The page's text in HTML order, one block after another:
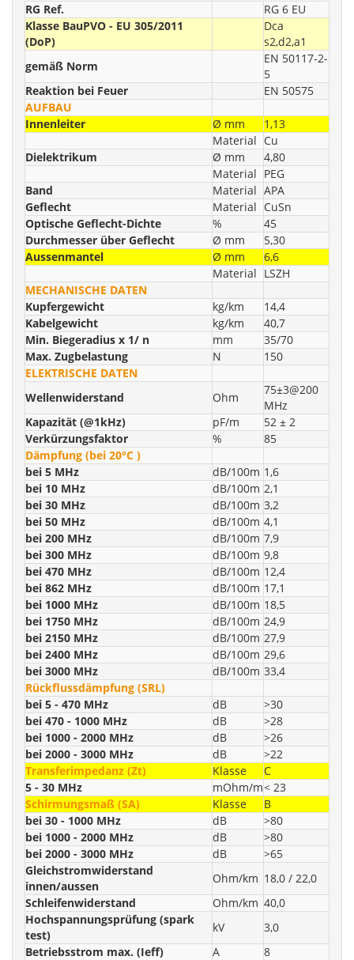
RG Ref.
RG 6 EU
Klasse BauPVO - EU 305/2011
(DoP)
Dca
s2,d2,a1
gemäß Norm
EN 50117-2-
5
Reaktion bei Feuer
EN 50575
AUFBAU
Innenleiter
Ø mm
1,13
Material Cu
Dielektrikum
Ø mm
4,80
Material PEG
Band
Material APA
Geflecht
Material CuSn
Optische Geflecht-Dichte
%
45
Durchmesser über Geflecht
Ø mm
5,30
Aussenmantel
Ø mm
6,6
Material LSZH
MECHANISCHE DATEN
Kupfergewicht
kg/km
14,4
Kabelgewicht
kg/km
40,7
Min. Biegeradius x 1/ n
mm
35/70
Max. Zugbelastung
N
150
ELEKTRISCHE DATEN
Wellenwiderstand
Ohm
75±3@200
MHz
Kapazität (@1kHz)
pF/m
52 ± 2
Verkürzungsfaktor
%
85
Dämpfung (bei 20°C )
bei 5 MHz
dB/100m 1,6
bei 10 MHz
dB/100m 2,1
bei 30 MHz
dB/100m 3,2
bei 50 MHz
dB/100m 4,1
bei 200 MHz
dB/100m 7,9
bei 300 MHz
dB/100m 9,8
bei 470 MHz
dB/100m 12,4
bei 862 MHz
dB/100m 17,1
bei 1000 MHz
dB/100m 18,5
bei 1750 MHz
dB/100m 24,9
bei 2150 MHz
dB/100m 27,9
bei 2400 MHz
dB/100m 29,6
bei 3000 MHz
dB/100m 33,4
Rückflussdämpfung (SRL)
bei 5 - 470 MHz
dB
>30
bei 470 - 1000 MHz
dB
>28
bei 1000 - 2000 MHz
dB
>26
bei 2000 - 3000 MHz
dB
>22
Transferimpedanz (Zt)
Klasse
C
5 - 30 MHz
mOhm/m< 23
Schirmungsmaß (SA)
Klasse
B
bei 30 - 1000 MHz
dB
>80
bei 1000 - 2000 MHz
dB
>80
bei 2000 - 3000 MHz
dB
>65
Gleichstromwiderstand
innen/aussen
Ohm/km 18,0 / 22,0
Schleifenwiderstand
Ohm/km 40,0
Hochspannungsprüfung (spark
test)
kV
3,0
Betriebsstrom max. (Ieff)
A 8